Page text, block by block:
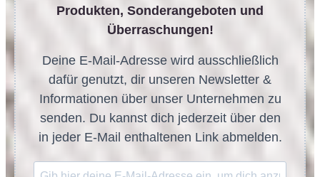
Produkten, Sonderangeboten und
Überraschungen!
Deine E-Mail-Adresse wird ausschließlich
dafür genutzt, dir unseren Newsletter &
Informationen über unser Unternehmen zu
senden. Du kannst dich jederzeit über den
in jeder E-Mail enthaltenen Link abmelden.